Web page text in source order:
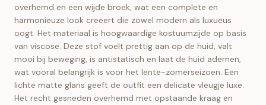
overhemd en een wijde broek, wat een complete en
harmonieuze look creëert die zowel modern als luxueus
oogt. Het materiaal is hoogwaardige kostuumzijde op basis
van viscose. Deze stof voelt prettig aan op de huid, valt
mooi bij beweging, is antistatisch en laat de huid ademen,
wat vooral belangrijk is voor het lente-zomerseizoen. Een
lichte matte glans geeft de outfit een delicate vleugje luxe.
Het recht gesneden overhemd met opstaande kraag en